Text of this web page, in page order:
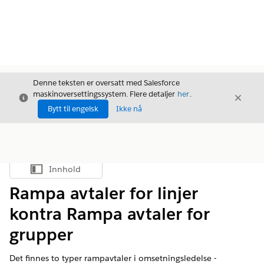
Avslutt
Denne teksten er oversatt med Salesforce
maskinoversettingssystem. Flere detaljer her.
Bytt til engelsk
Ikke nå
Avslutt
Vis innholdsfortegnelse
Innhold
Rampa avtaler for linjer
kontra Rampa avtaler for
grupper
Det finnes to typer rampavtaler i omsetningsledelse -